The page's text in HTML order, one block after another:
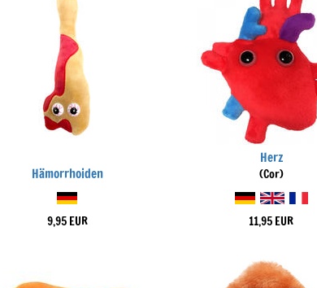
Hämorrhoiden
9,95 EUR
Herz
(Cor)
11,95 EUR